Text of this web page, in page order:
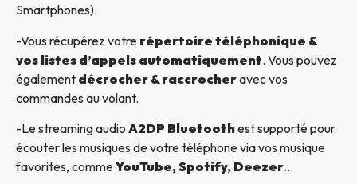
Smartphones).
-Vous récupérez votre répertoire téléphonique &
vos listes d’appels automatiquement. Vous pouvez
également décrocher & raccrocheravec vos
commandes au volant.
-Le streaming audio A2DP Bluetoothest supporté pour
écouter les musiques de votre téléphone via vos musique
favorites, commeYouTube, Spotify, Deezer…